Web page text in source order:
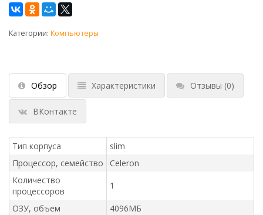
Категории: Компьютеры
Обзор Характеристики Отзывы (0)
ВКонтакте
Тип корпуса
slim
Процессор, семейство
Celeron
Количество
процессоров
1
ОЗУ, объем
4096МБ